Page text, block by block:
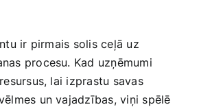
ir pirmais solis ceļā uz
procesu. Kad uzņēmumi
lai izprastu savas
un vajadzības, viņi spēlē